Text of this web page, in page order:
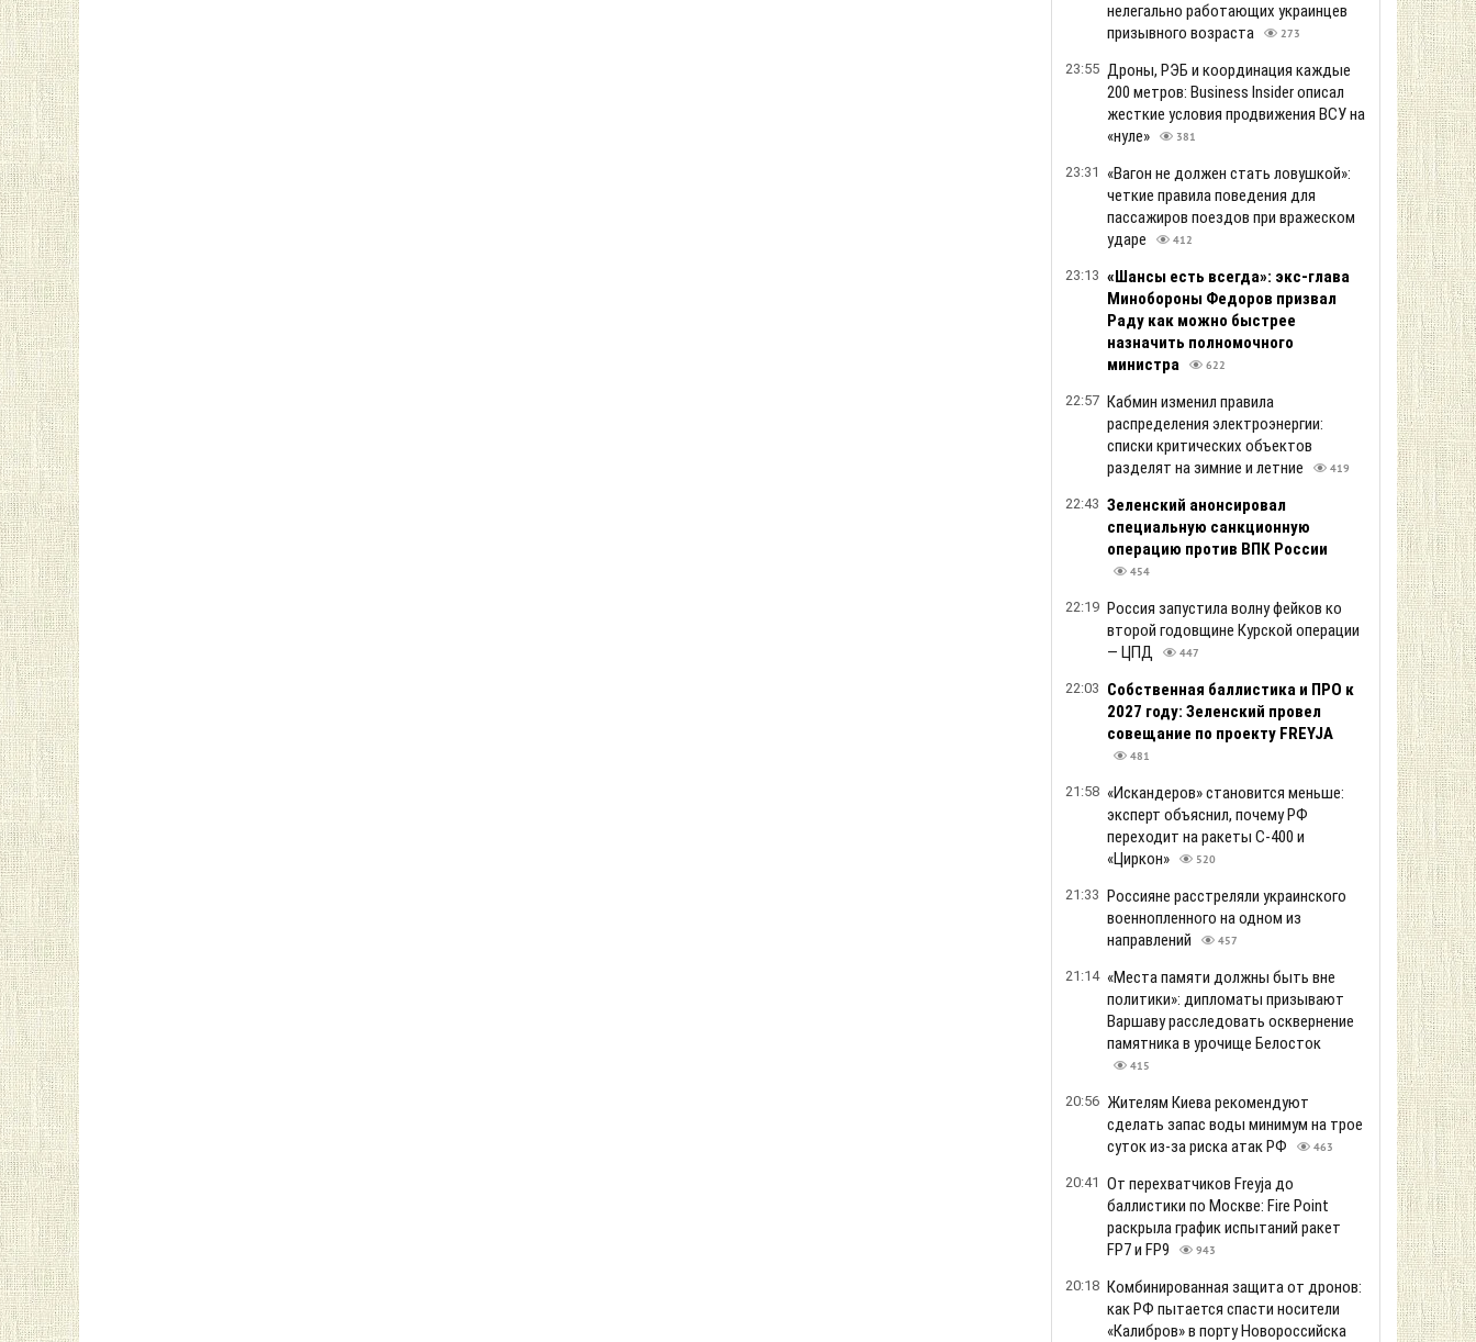
нелегально работающих украинцев
призывного возраста
273
23:55 Дроны, РЭБ и координация каждые
200 метров: Business Insider описал
жесткие условия продвижения ВСУ на
«нуле»
381
23:31
«Вагон не должен стать ловушкой»:
четкие правила поведения для
пассажиров поездов при вражеском
ударе
412
23:13 «Шансы есть всегда»: экс-глава
Минобороны Федоров призвал
Раду как можно быстрее
назначить полномочного
министра
622
22:57 Кабмин изменил правила
распределения электроэнергии:
списки критических объектов
разделят на зимние и летние
419
22:43 Зеленский анонсировал
специальную санкционную
операцию против ВПК России
454
22:19 Россия запустила волну фейков ко
второй годовщине Курской операции
— ЦПД
447
22:03 Собственная баллистика и ПРО к
2027 году: Зеленский провел
совещание по проекту FREYJA
481
21:58 «Искандеров» становится меньше:
эксперт объяснил, почему РФ
переходит на ракеты С-400 и
«Циркон»
520
21:33 Россияне расстреляли украинского
военнопленного на одном из
направлений
457
21:14 «Места памяти должны быть вне
политики»: дипломаты призывают
Варшаву расследовать осквернение
памятника в урочище Белосток
415
20:56 Жителям Киева рекомендуют
сделать запас воды минимум на трое
суток из-за риска атак РФ
463
20:41 От перехватчиков Freyja до
баллистики по Москве: Fire Point
раскрыла график испытаний ракет
FP7 и FP9
943
20:18 Комбинированная защита от дронов:
как РФ пытается спасти носители
«Калибров» в порту Новороссийска